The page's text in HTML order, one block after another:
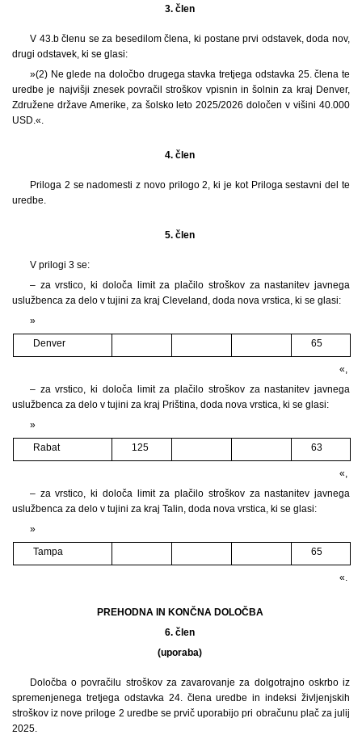
3. člen
V 43.b členu se za besedilom člena, ki postane prvi odstavek, doda nov,
drugi odstavek, ki se glasi:
»(2) Ne glede na določbo drugega stavka tretjega odstavka 25. člena te
uredbe je najvišji znesek povračil stroškov vpisnin in šolnin za kraj Denver,
Združene države Amerike, za šolsko leto 2025/2026 določen v višini 40.000
USD.«.
4. člen
Priloga 2 se nadomesti z novo prilogo 2, ki je kot Priloga sestavni del te
uredbe.
5. člen
V prilogi 3 se:
– za vrstico, ki določa limit za plačilo stroškov za nastanitev javnega
uslužbenca za delo v tujini za kraj Cleveland, doda nova vrstica, ki se glasi:
»
Denver
65
«,
– za vrstico, ki določa limit za plačilo stroškov za nastanitev javnega
uslužbenca za delo v tujini za kraj Priština, doda nova vrstica, ki se glasi:
»
Rabat
125 63
«,
– za vrstico, ki določa limit za plačilo stroškov za nastanitev javnega
uslužbenca za delo v tujini za kraj Talin, doda nova vrstica, ki se glasi:
»
Tampa
65
«.
PREHODNA IN KONČNA DOLOČBA
6. člen
(uporaba)
Določba o povračilu stroškov za zavarovanje za dolgotrajno oskrbo iz
spremenjenega tretjega odstavka 24. člena uredbe in indeksi življenjskih
stroškov iz nove priloge 2 uredbe se prvič uporabijo pri obračunu plač za julij
2025.